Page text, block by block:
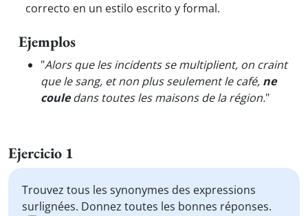
correcto en un estilo escrito y formal.
Ejemplos
"Alors que les incidents se multiplient, on craint
que le sang, et non plus seulement le café, ne
couledans toutes les maisons de la région."
Ejercicio 1
Trouvez tous les synonymes des expressions
surlignées. Donnez toutes les bonnes réponses.